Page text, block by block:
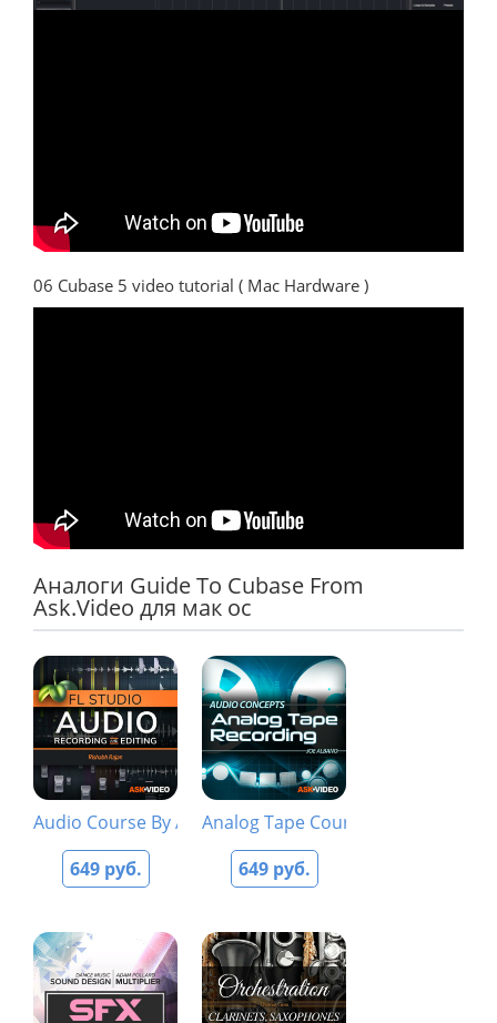
06 Cubase 5 video tutorial ( Mac Hardware )
Аналоги Guide To Cubase From
Ask.Video для мак ос
Audio Course By Ask.Video
649 руб.
Analog Tape Course By AV
649 руб.